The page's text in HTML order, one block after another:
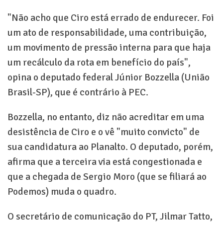
"Não acho que Ciro está errado de endurecer. Foi
um ato de responsabilidade, uma contribuição,
um movimento de pressão interna para que haja
um recálculo da rota em benefício do país",
opina o deputado federal Júnior Bozzella (União
Brasil-SP), que é contrário à PEC.
Bozzella, no entanto, diz não acreditar em uma
desistência de Ciro e o vê "muito convicto" de
sua candidatura ao Planalto. O deputado, porém,
afirma que a terceira via está congestionada e
que a chegada de Sergio Moro (que se filiará ao
Podemos) muda o quadro.
O secretário de comunicação do PT, Jilmar Tatto,